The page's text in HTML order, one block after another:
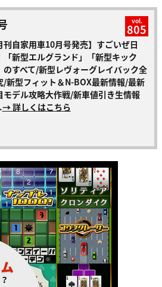
vol.
805
刊自家用車10月号発売】すごいぜ日
「新型エルグランド」「新型キック
のすべて/新型レヴォーグレイバック全
/新型フィット＆N-BOX最新情報/最新
モデル攻略大作戦/新車値引き生情報
→ 詳しくはこちら